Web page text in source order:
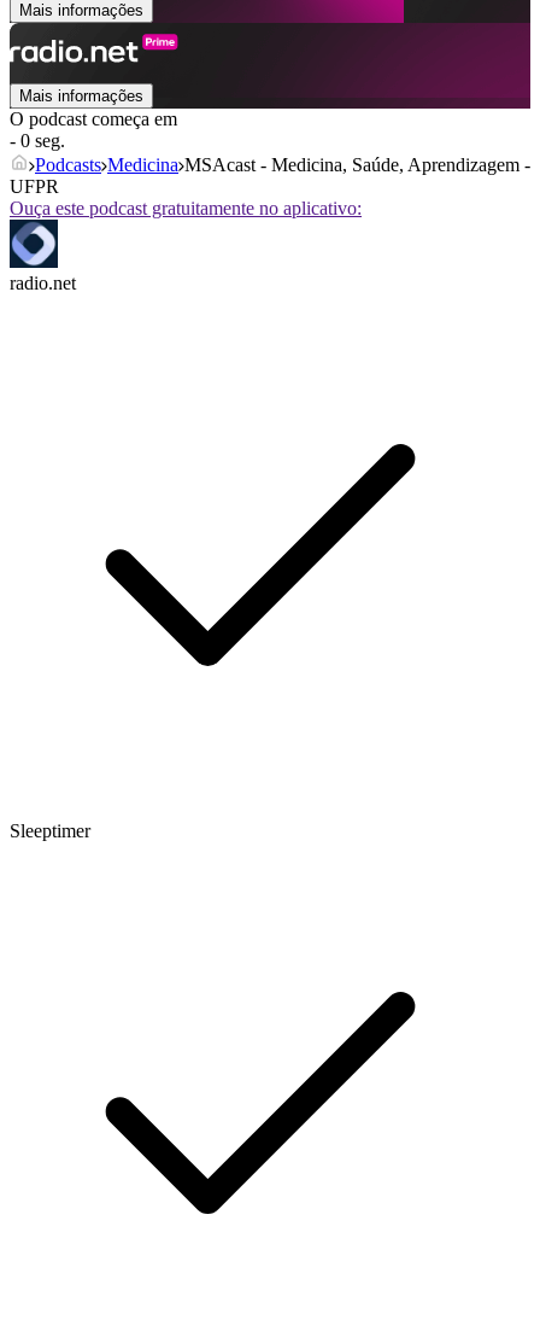
Mais informações
Mais informações
O podcast começa em
- 0 seg.
Podcasts Medicina MSAcast - Medicina, Saúde, Aprendizagem -
UFPR
Ouça este podcast gratuitamente no aplicativo:
radio.net
Sleeptimer